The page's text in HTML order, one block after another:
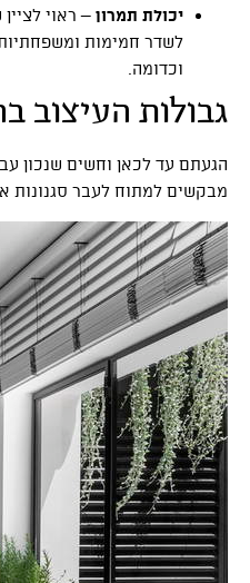
יכולת תמרון – ראוי
לשדר חמימות
וכדומה.
גבולות העיצוב
הגעתם עד לכאן וחשים שנכון
מבקשים למתוח לעבר סגנונות